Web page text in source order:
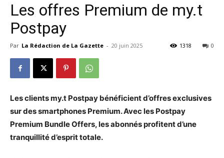
Les offres Premium de my.t
Postpay
Par La Rédaction de La Gazette - 20 juin 2025 0
1318
Les clients my.t Postpay bénéficient d’offres exclusives
sur des smartphones Premium. Avec les Postpay
Premium Bundle Offers, les abonnés profitent d’une
tranquillité d’esprit totale.